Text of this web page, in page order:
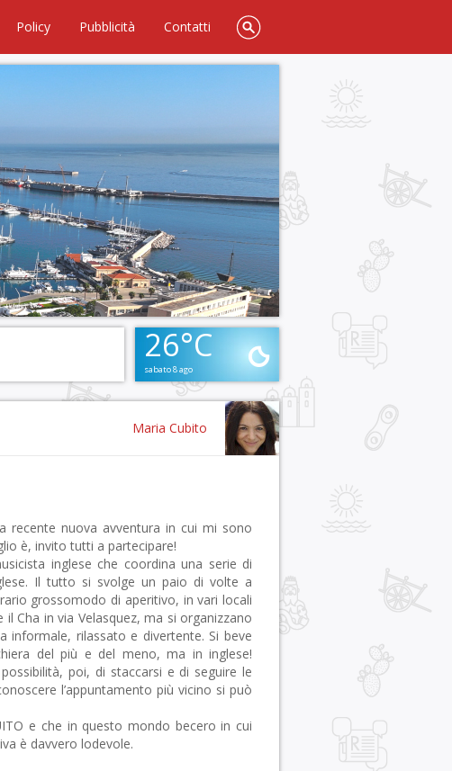
Policy Pubblicità Contatti
26°C
sabato 8 ago
Maria Cubito
recente nuova avventura in cui mi sono
è, invito tutti a partecipare!
inglese che coordina una serie di
Il tutto si svolge un paio di volte a
grossomodo di aperitivo, in vari locali
Cha in via Velasquez, ma si organizzano
rilassato e divertente. Si beve
del più e del meno, ma in inglese!
poi, di staccarsi e di seguire le
l’appuntamento più vicino si può
e che in questo mondo becero in cui
è davvero lodevole.